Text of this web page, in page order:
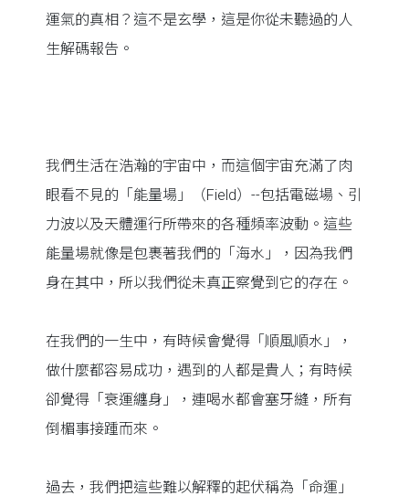
運氣的真相？這不是玄學，這是你從未聽過的人
生解碼報告。
我們生活在浩瀚的宇宙中，而這個宇宙充滿了肉
眼看不見的「能量場」（Field）--包括電磁場、引
力波以及天體運行所帶來的各種頻率波動。這些
能量場就像是包裹著我們的「海水」，因為我們
身在其中，所以我們從未真正察覺到它的存在。
在我們的一生中，有時候會覺得「順風順水」，
做什麼都容易成功，遇到的人都是貴人；有時候
卻覺得「衰運纏身」，連喝水都會塞牙縫，所有
倒楣事接踵而來。
過去，我們把這些難以解釋的起伏稱為「命運」